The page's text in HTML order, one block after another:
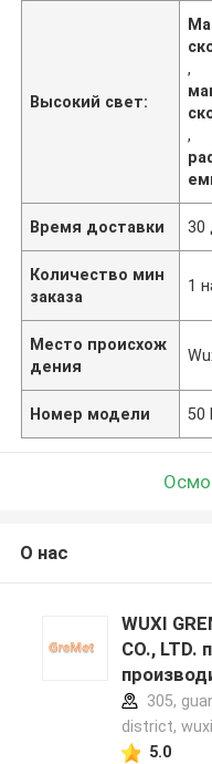
Высокий свет:
,
,
Время доставки 30
Количество мин
заказа
1
Место происхож
дения
Номер модели 50
О нас
WUXI
CO., LTD.
305,
district,
5.0